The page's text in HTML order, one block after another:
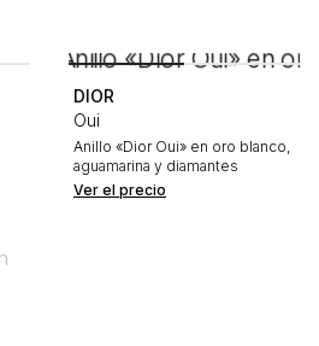
DIOR
Oui
Anillo «Dior Oui» en oro blanco,
aguamarina y diamantes
Ver el precio